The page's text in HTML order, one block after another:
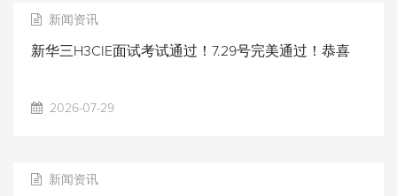
新闻资讯
新华三H3CIE面试考试通过！7.29号完美通过！恭喜
2026-07-29
新闻资讯